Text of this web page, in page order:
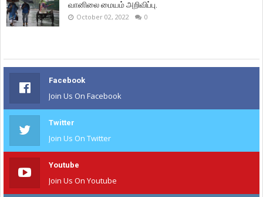
வானிலை மையம் அறிவிப்பு.
October 02, 2022 0
Facebook
Join Us On Facebook
Twitter
Join Us On Twitter
Youtube
Join Us On Youtube